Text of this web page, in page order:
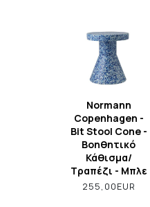
Normann
Copenhagen -
Bit Stool Cone -
Βοηθητικό
Κάθισμα/
Τραπέζι - Μπλε
255,00EUR